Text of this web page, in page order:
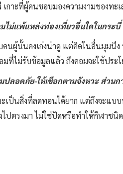
กาะที่ผู้คนชอบมองความงามของท
ไม่แพ้แหล่งท่องเที่ยวอื่นใดในกระ
นผู้นั้นคงเก่งน่าดู แต่คิดในอื่นมุมนึ
ที่ไม่รับข้อมูลแล้ว ถึงคอมจะใช้ป
ปลอดภัย-ให้เชือกตามจังหวะ ส่ว
เป็นสิ่งที่ลดทอนได้ยาก แต่ถึงจะแ
ไปตรงมา ไม่ใช่ปัดหรือทำให้กีฬา